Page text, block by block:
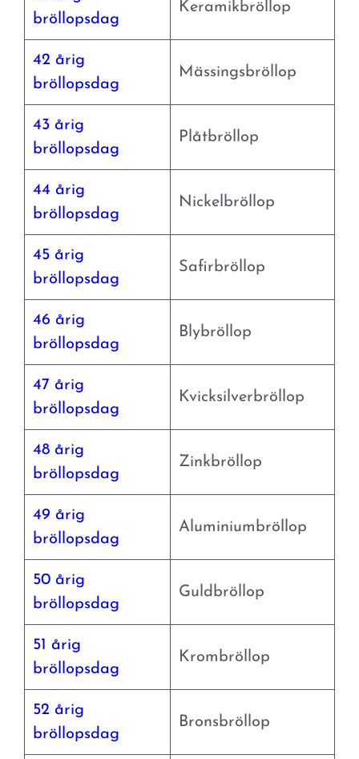
bröllopsdag
Keramikbröllop
42 årig
bröllopsdag
Mässingsbröllop
43 årig
bröllopsdag
Plåtbröllop
44 årig
bröllopsdag
Nickelbröllop
45 årig
bröllopsdag
Safirbröllop
46 årig
bröllopsdag
Blybröllop
47 årig
bröllopsdag
Kvicksilverbröllop
48 årig
bröllopsdag
Zinkbröllop
49 årig
bröllopsdag
Aluminiumbröllop
50 årig
bröllopsdag
Guldbröllop
51 årig
bröllopsdag
Krombröllop
52 årig
bröllopsdag
Bronsbröllop